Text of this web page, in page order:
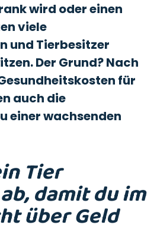
wird oder einen
viele
und Tierbesitzer
Der Grund? Nach
für
auch die
einer wachsenden
Tier
damit du im
über Geld